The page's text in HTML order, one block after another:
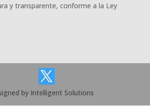
y transparente, conforme a la Ley
by Intelligent Solutions